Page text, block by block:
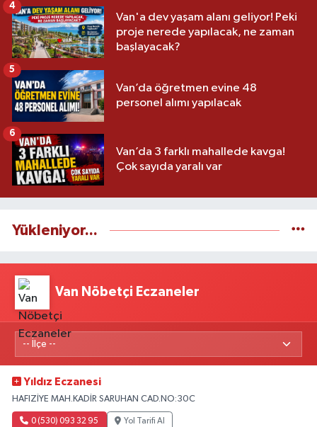
Van'a dev yaşam alanı geliyor! Peki
proje nerede yapılacak, ne zaman
başlayacak?
4
Van’da öğretmen evine 48
personel alımı yapılacak
5
Van’da 3 farklı mahallede kavga!
Çok sayıda yaralı var
6
Yükleniyor...
Van Nöbetçi Eczaneler
Yıldız Eczanesi
HAFIZİYE MAH.KADİR SARUHAN CAD.NO:30C
0 (530) 093 32 95 Yol Tarifi Al